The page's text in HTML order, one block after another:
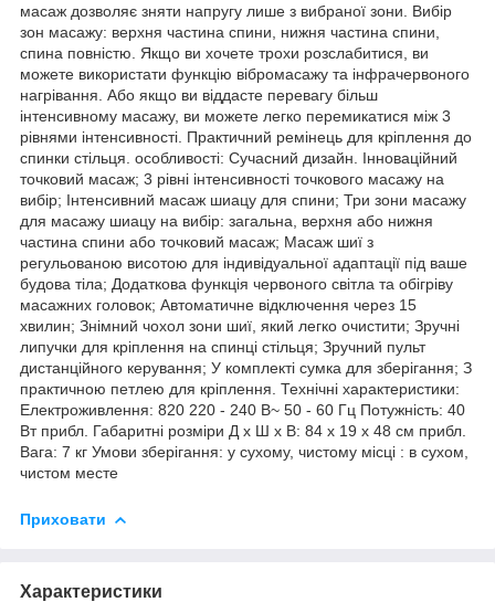
масаж дозволяє зняти напругу лише з вибраної зони. Вибір
зон масажу: верхня частина спини, нижня частина спини,
спина повністю. Якщо ви хочете трохи розслабитися, ви
можете використати функцію вібромасажу та інфрачервоного
нагрівання. Або якщо ви віддасте перевагу більш
інтенсивному масажу, ви можете легко перемикатися між 3
рівнями інтенсивності. Практичний ремінець для кріплення до
спинки стільця. особливості: Сучасний дизайн. Інноваційний
точковий масаж; 3 рівні інтенсивності точкового масажу на
вибір; Інтенсивний масаж шиацу для спини; Три зони масажу
для масажу шиацу на вибір: загальна, верхня або нижня
частина спини або точковий масаж; Масаж шиї з
регульованою висотою для індивідуальної адаптації під ваше
будова тіла; Додаткова функція червоного світла та обігріву
масажних головок; Автоматичне відключення через 15
хвилин; Знімний чохол зони шиї, який легко очистити; Зручні
липучки для кріплення на спинці стільця; Зручний пульт
дистанційного керування; У комплекті сумка для зберігання; З
практичною петлею для кріплення. Технічні характеристики:
Електроживлення: 820 220 - 240 В~ 50 - 60 Гц Потужність: 40
Вт прибл. Габаритні розміри Д x Ш x В: 84 x 19 x 48 см прибл.
Вага: 7 кг Умови зберігання: у сухому, чистому місці : в сухом,
чистом месте
Приховати
Характеристики